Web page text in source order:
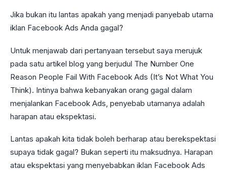
Jika bukan itu lantas apakah yang menjadi panyebab utama
iklan Facebook Ads Anda gagal?
Untuk menjawab dari pertanyaan tersebut saya merujuk
pada satu artikel blog yang berjudul The Number One
Reason People Fail With Facebook Ads (It’s Not What You
Think). Intinya bahwa kebanyakan orang gagal dalam
menjalankan Facebook Ads, penyebab utamanya adalah
harapan atau ekspektasi.
Lantas apakah kita tidak boleh berharap atau berekspektasi
supaya tidak gagal? Bukan seperti itu maksudnya. Harapan
atau ekspektasi yang menyebabkan iklan Facebook Ads